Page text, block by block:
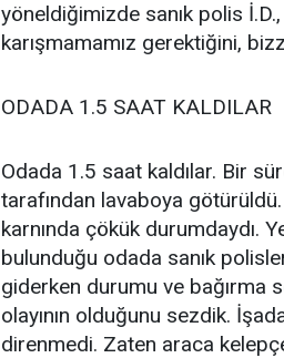
yöneldiğimizde sanık polis
karışmamamız gerektiğini,
ODADA 1.5 SAAT KALDILAR
Odada 1.5 saat kaldılar. Bir
tarafından lavaboya
karnında çökük durumdaydı.
bulunduğu odada sanık
giderken durumu ve bağırma
olayının olduğunu sezdik.
direnmedi. Zaten araca